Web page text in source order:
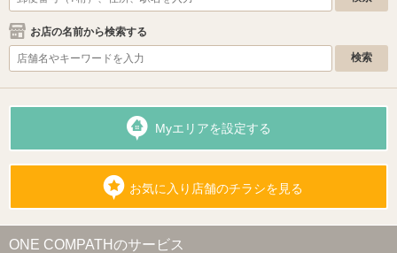
お店の名前から検索する
Myエリアを設定する
お気に入り店舗のチラシを見る
ONE COMPATHのサービス